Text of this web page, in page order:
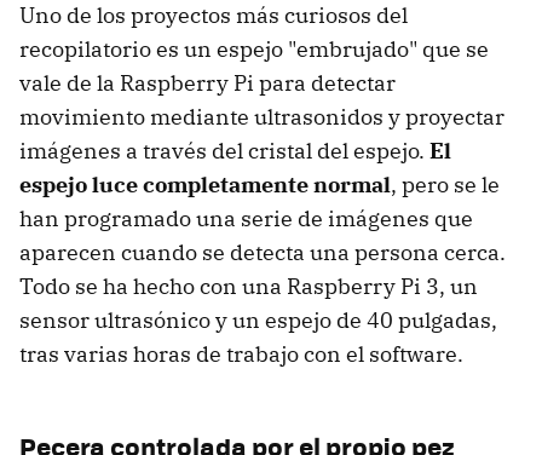
Uno de los proyectos más curiosos del
recopilatorio es un espejo "embrujado" que se
vale de la Raspberry Pi para detectar
movimiento mediante ultrasonidos y proyectar
imágenes a través del cristal del espejo. El
espejo luce completamente normal, pero se le
han programado una serie de imágenes que
aparecen cuando se detecta una persona cerca.
Todo se ha hecho con una Raspberry Pi 3, un
sensor ultrasónico y un espejo de 40 pulgadas,
tras varias horas de trabajo con el software.
Pecera controlada por el propio pez